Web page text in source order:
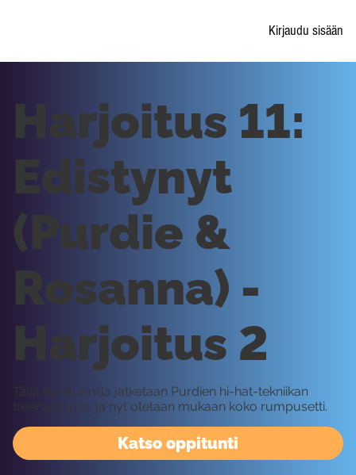
Kirjaudu sisään
Katso oppitunti
Harjoitus 11:
Edistynyt
(Purdie &
Rosanna) -
Harjoitus 2
Tällä oppitunnilla jatketaan Purdien hi-hat-tekniikan
treenaamista, ja nyt otetaan mukaan koko rumpusetti.